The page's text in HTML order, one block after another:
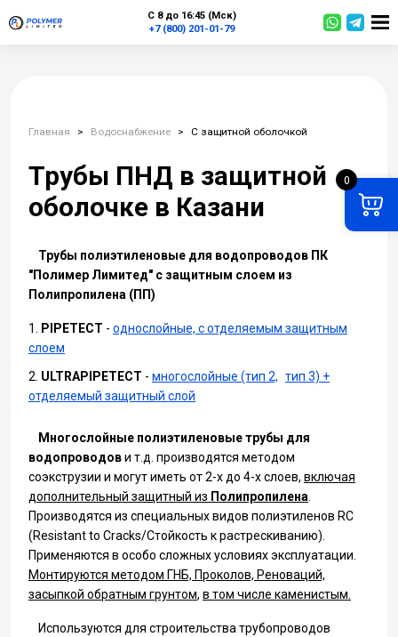
С 8 до 16:45 (Мск)
+7 (800) 201-01-79
0
Главная > Водоснабжение > С защитной оболочкой
Трубы ПНД в защитной
оболочке в Казани
Трубы полиэтиленовые для водопроводов ПК
"Полимер Лимитед" с защитным слоем из
Полипропилена (ПП)
PIPETECT - однослойные, с отделяемым защитным
слоем
ULTRAPIPETECT - многослойные (тип 2, тип 3) +
отделяемый защитный слой
Многослойные полиэтиленовые трубы для
водопроводови т.д. производятся методом
соэкструзии и могут иметь от 2-х до 4-х слоев, включая
дополнительный защитный из Полипропилена
Производятся из специальных видов полиэтиленов RC
(Resistant to Cracks/Стойкость к растрескиванию).
Применяются в особо сложных условиях эксплуатации.
Монтируются методом ГНБ, Проколов, Реноваций,
засыпкой обратным грунтом, в том числе каменистым.
Используются для строительства трубопроводов